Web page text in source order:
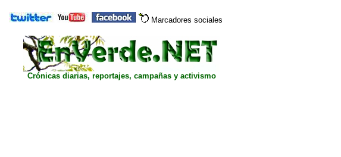
Marcadores sociales
Crónicas diarias, reportajes, campañas y activismo